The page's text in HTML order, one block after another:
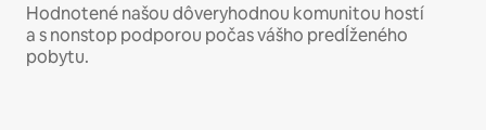
Hodnotené našou dôveryhodnou komunitou hostí
a s nonstop podporou počas vášho predĺženého
pobytu.